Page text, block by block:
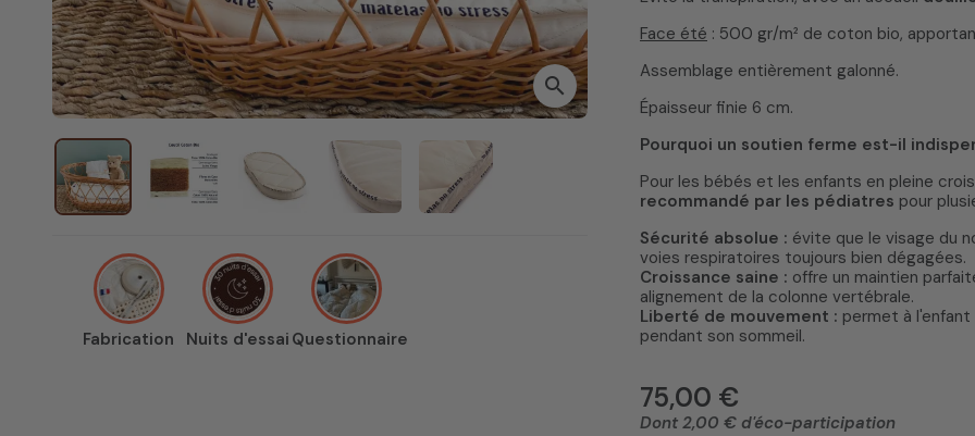
search
Fabrication Nuits d'essai Questionnaire
Face été : 500 gr/m² de coton bio,
Assemblage entièrement galonné.
Épaisseur finie 6 cm.
Pourquoi un soutien ferme est-il
Pour les bébés et les enfants en pleine
recommandé par les pédiatres pour
Sécurité absolue : évite que le visage du
voies respiratoires toujours bien dégagées.
Croissance saine : offre un maintien
alignement de la colonne vertébrale.
Liberté de mouvement : permet à
pendant son sommeil.
75,00 €
Dont 2,00 € d'éco-participation